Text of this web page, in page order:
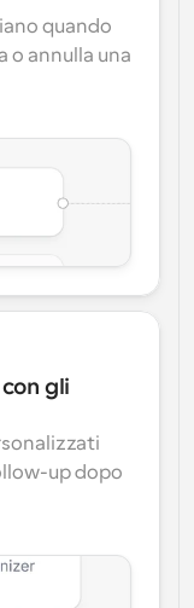
quando
o annulla una
gli
up dopo